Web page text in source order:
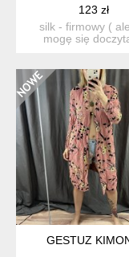
123 zł
silk - firmowy (
mogę się
GESTUZ